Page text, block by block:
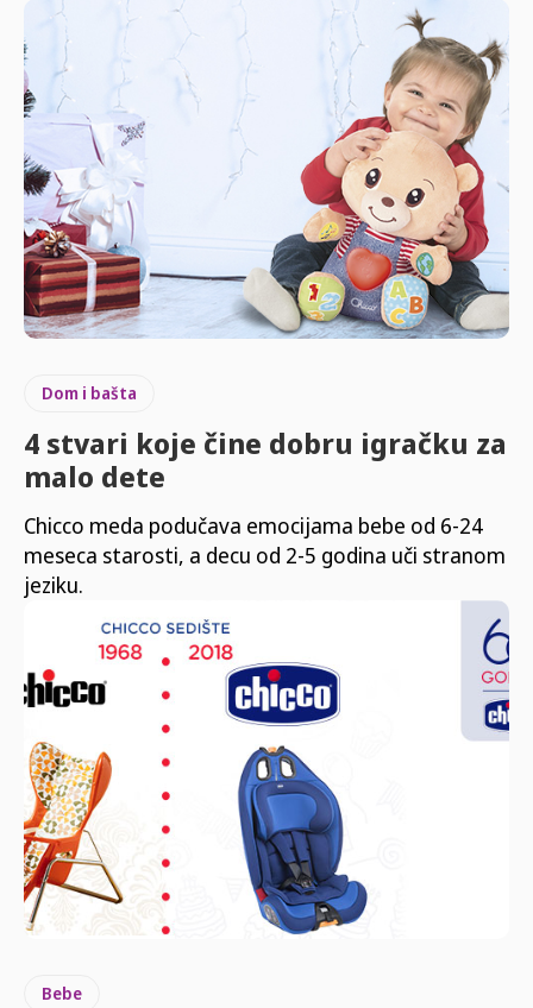
Dom i bašta
4 stvari koje čine dobru igračku za
malo dete
Chicco meda podučava emocijama bebe od 6-24
meseca starosti, a decu od 2-5 godina uči stranom
jeziku.
Bebe